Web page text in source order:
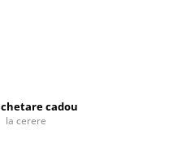
cadou
la cerere